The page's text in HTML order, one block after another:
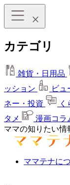
カテゴリ
雑貨・日用品
ッション
ビュ
ネー・投資
く
タメ
漫画コラ
ママの知りたい情
ママテナに